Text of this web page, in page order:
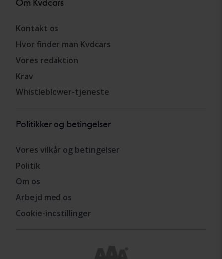
Om Kvdcars
Kontakt os
Hvor finder man Kvdcars
Vores redaktion
Krav
Whistleblower-tjeneste
Politikker og betingelser
Vores vilkår og betingelser
Politik
Om os
Arbejd med os
Cookie-indstillinger